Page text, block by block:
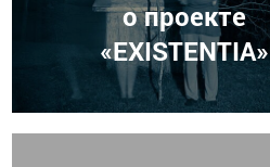
о проекте
«EXISTENTIA»